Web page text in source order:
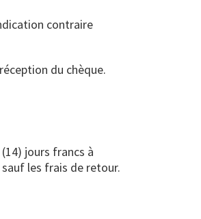
contraire
du chèque.
jours francs à
les frais de retour.